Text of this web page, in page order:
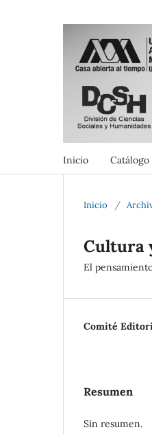
Inicio Catálogo
Inicio /
Cultura
El
Comité
Resumen
Sin resumen.